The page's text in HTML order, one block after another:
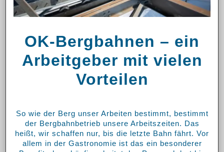
OK-Bergbahnen – ein
Arbeitgeber mit vielen
Vorteilen
So wie der Berg unser Arbeiten bestimmt, bestimmt
der Bergbahnbetrieb unsere Arbeitszeiten. Das
heißt, wir schaffen nur, bis die letzte Bahn fährt. Vor
allem in der Gastronomie ist das ein besonderer